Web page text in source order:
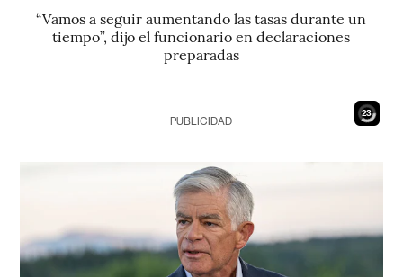
“Vamos a seguir aumentando las tasas durante un
tiempo”, dijo el funcionario en declaraciones
preparadas
21
PUBLICIDAD